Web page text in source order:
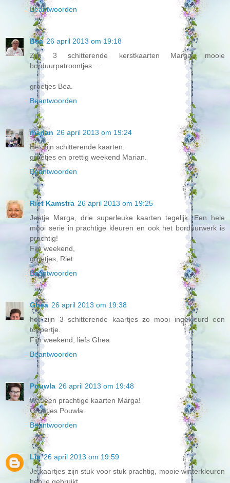
Beantwoorden
Bea 26 april 2013 om 19:18
Zijn 3 schitterende kerstkaarten Marga, mooie
borduurpatroontjes....
groetjes Bea.
Beantwoorden
marian 26 april 2013 om 19:24
Het zijn schitterende kaarten.
groetjes en prettig weekend Marian.
Beantwoorden
Riet Kamstra 26 april 2013 om 19:25
Jeetje Marga, drie superleuke kaarten tegelijk. Een hele
mooi serie in prachtige kleuren en ook het borduurwerk is
prachtig!
Fijn weekend,
groetjes, Riet
Beantwoorden
Ghea 26 april 2013 om 19:38
het zijn 3 schitterende kaartjes zo mooi ingekleurd een
toppertje.
Fijn weekend, liefs Ghea
Beantwoorden
Pouwla 26 april 2013 om 19:48
Wat een prachtige kaarten Marga!
Groetjes Pouwla.
Beantwoorden
Lia 26 april 2013 om 19:59
Je kaartjes zijn stuk voor stuk prachtig, mooie winterkleuren